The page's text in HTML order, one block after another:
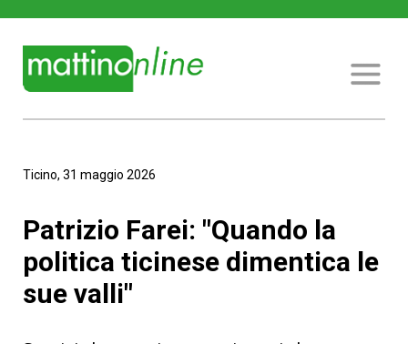
Ticino, 31 maggio 2026
Patrizio Farei: "Quando la
politica ticinese dimentica le
sue valli"